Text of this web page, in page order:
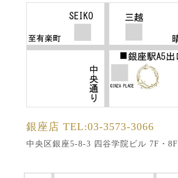
銀座店 TEL:03-3573-3066
中央区銀座5-8-3 四谷学院ビル 7F・8F